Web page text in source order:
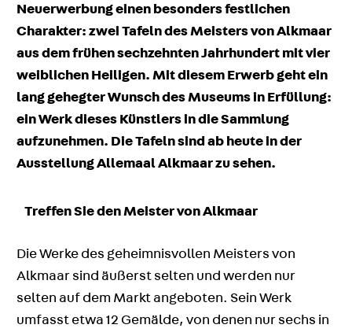
Neuerwerbung einen besonders festlichen
Charakter: zwei Tafeln des Meisters von Alkmaar
aus dem frühen sechzehnten Jahrhundert mit vier
weiblichen Heiligen. Mit diesem Erwerb geht ein
lang gehegter Wunsch des Museums in Erfüllung:
ein Werk dieses Künstlers in die Sammlung
aufzunehmen. Die Tafeln sind ab heute in der
Ausstellung Allemaal Alkmaar zu sehen.
Treffen Sie den Meister von Alkmaar
Die Werke des geheimnisvollen Meisters von
Alkmaar sind äußerst selten und werden nur
selten auf dem Markt angeboten. Sein Werk
umfasst etwa 12 Gemälde, von denen nur sechs in